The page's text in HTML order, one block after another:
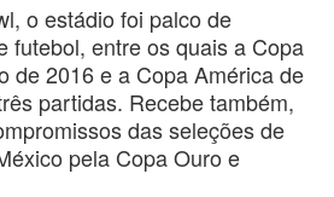
o estádio foi palco de
futebol, entre os quais a Copa
de 2016 e a Copa América de
partidas. Recebe também,
das seleções de
pela Copa Ouro e